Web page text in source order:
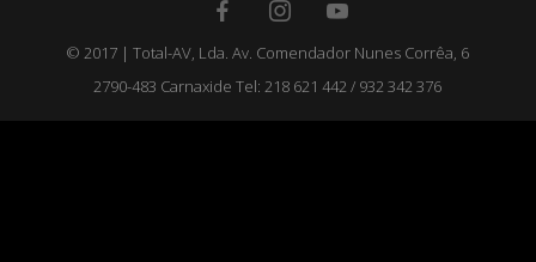
© 2017 | Total-AV, Lda. Av. Comendador Nunes Corrêa, 6
2790-483 Carnaxide Tel: 218 621 442 / 932 342 376